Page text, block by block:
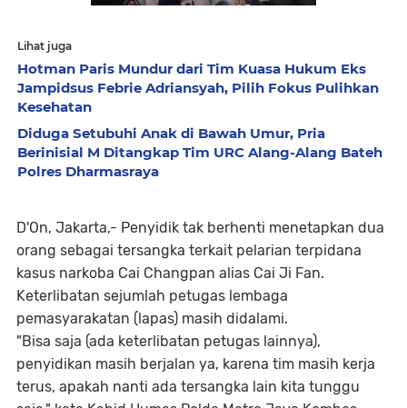
Lihat juga
Hotman Paris Mundur dari Tim Kuasa Hukum Eks
Jampidsus Febrie Adriansyah, Pilih Fokus Pulihkan
Kesehatan
Diduga Setubuhi Anak di Bawah Umur, Pria
Berinisial M Ditangkap Tim URC Alang-Alang Bateh
Polres Dharmasraya
D'On, Jakarta,- Penyidik tak berhenti menetapkan dua
orang sebagai tersangka terkait pelarian terpidana
kasus narkoba Cai Changpan alias Cai Ji Fan.
Keterlibatan sejumlah petugas lembaga
pemasyarakatan (lapas) masih didalami.
"Bisa saja (ada keterlibatan petugas lainnya),
penyidikan masih berjalan ya, karena tim masih kerja
terus, apakah nanti ada tersangka lain kita tunggu